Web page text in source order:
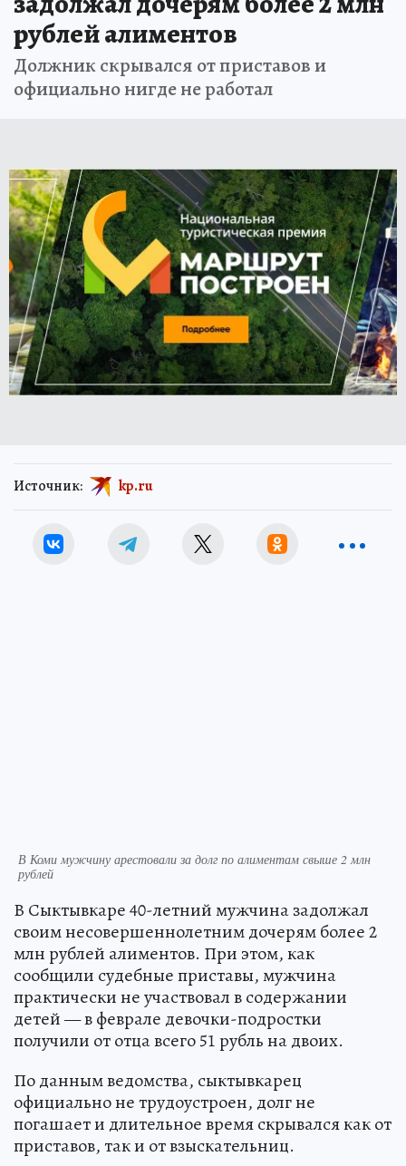
рублей алиментов
Должник скрывался от приставов и
официально нигде не работал
Источник: kp.ru
В Коми мужчину арестовали за долг по алиментам свыше 2 млн
рублей
В Сыктывкаре 40-летний мужчина задолжал
своим несовершеннолетним дочерям более 2
млн рублей алиментов. При этом, как
сообщили судебные приставы, мужчина
практически не участвовал в содержании
детей — в феврале девочки-подростки
получили от отца всего 51 рубль на двоих.
По данным ведомства, сыктывкарец
официально не трудоустроен, долг не
погашает и длительное время скрывался как от
приставов, так и от взыскательниц.